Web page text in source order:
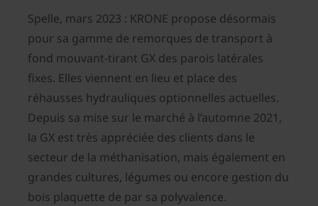
Spelle, mars 2023 : KRONE propose désormais
pour sa gamme de remorques de transport à
fond mouvant-tirant GX des parois latérales
fixes. Elles viennent en lieu et place des
réhausses hydrauliques optionnelles actuelles.
Depuis sa mise sur le marché à l’automne 2021,
la GX est très appréciée des clients dans le
secteur de la méthanisation, mais également en
grandes cultures, légumes ou encore gestion du
bois plaquette de par sa polyvalence.